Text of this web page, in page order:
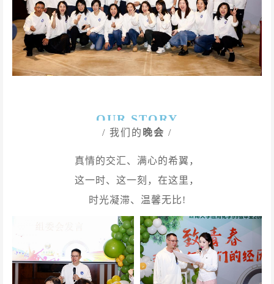
OUR STORY
/ 我们的 晚会 /
真情的交汇、满心的希翼，
这一时、这一刻，在这里，
时光凝滞、温馨无比!